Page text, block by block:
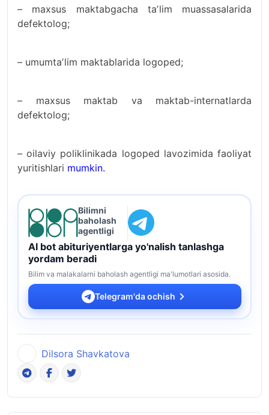
– maxsus maktabgacha taʼlim muassasalarida
defektolog;
– umumtaʼlim maktablarida logoped;
– maxsus maktab va maktab-internatlarda
defektolog;
– oilaviy poliklinikada logoped lavozimida faoliyat
yuritishlari mumkin.
Bilimni
baholash
agentligi
AI bot abituriyentlarga yo'nalish tanlashga
yordam beradi
Bilim va malakalarni baholash agentligi ma'lumotlari asosida.
Telegram'da ochish
Dilsora Shavkatova